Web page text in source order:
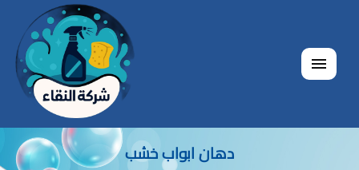
القائمة
دهان ابواب خشب